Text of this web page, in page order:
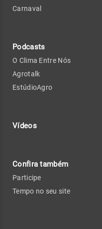
Carnaval
Podcasts
O Clima Entre Nós
Agrotalk
EstúdioAgro
Vídeos
Confira também
Participe
Tempo no seu site